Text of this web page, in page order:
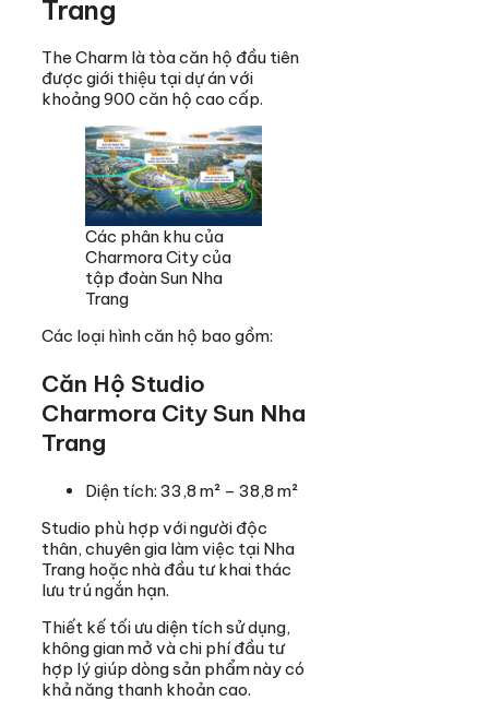
Trang
The Charm là tòa căn hộ đầu tiên
được giới thiệu tại dự án với
khoảng 900 căn hộ cao cấp.
Các phân khu của
Charmora City của
tập đoàn Sun Nha
Trang
Các loại hình căn hộ bao gồm:
Căn Hộ Studio
Charmora City Sun Nha
Trang
Diện tích: 33,8 m² – 38,8 m²
Studio phù hợp với người độc
thân, chuyên gia làm việc tại Nha
Trang hoặc nhà đầu tư khai thác
lưu trú ngắn hạn.
Thiết kế tối ưu diện tích sử dụng,
không gian mở và chi phí đầu tư
hợp lý giúp dòng sản phẩm này có
khả năng thanh khoản cao.